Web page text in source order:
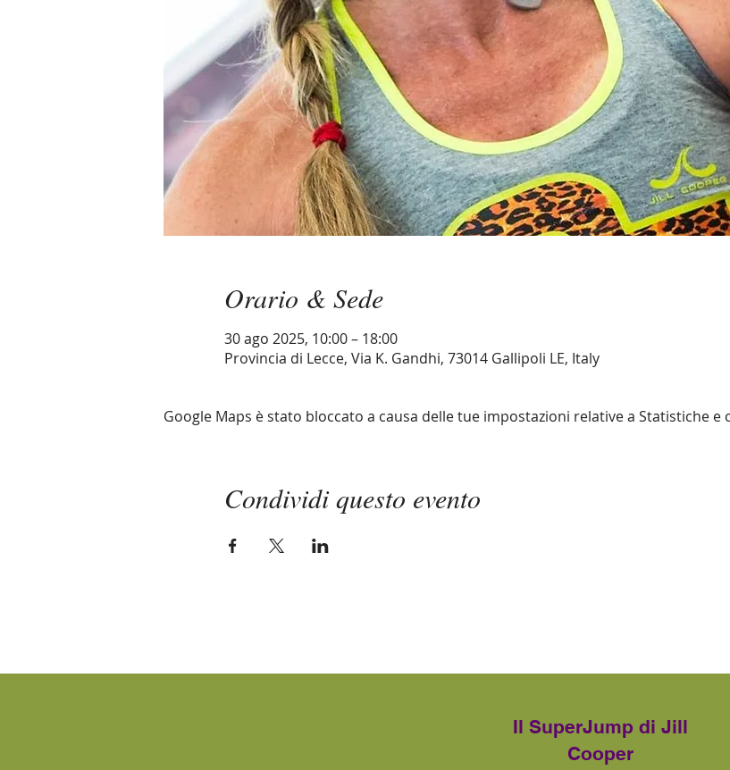
Orario & Sede
30 ago 2025, 10:00 – 18:00
Provincia di Lecce, Via K. Gandhi, 73014 Gallipoli LE, Italy
Google Maps è stato bloccato a causa delle tue impostazioni relative a Statistiche e
Condividi questo evento
Il SuperJump di Jill
Cooper